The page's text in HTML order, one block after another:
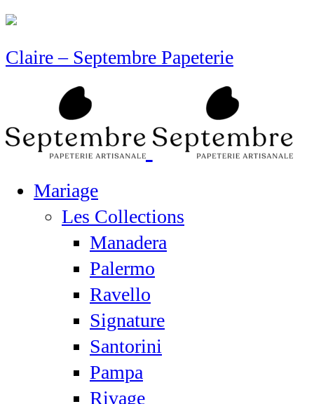
Claire – Septembre Papeterie
Mariage
Les Collections
Manadera
Palermo
Ravello
Signature
Santorini
Pampa
Rivage